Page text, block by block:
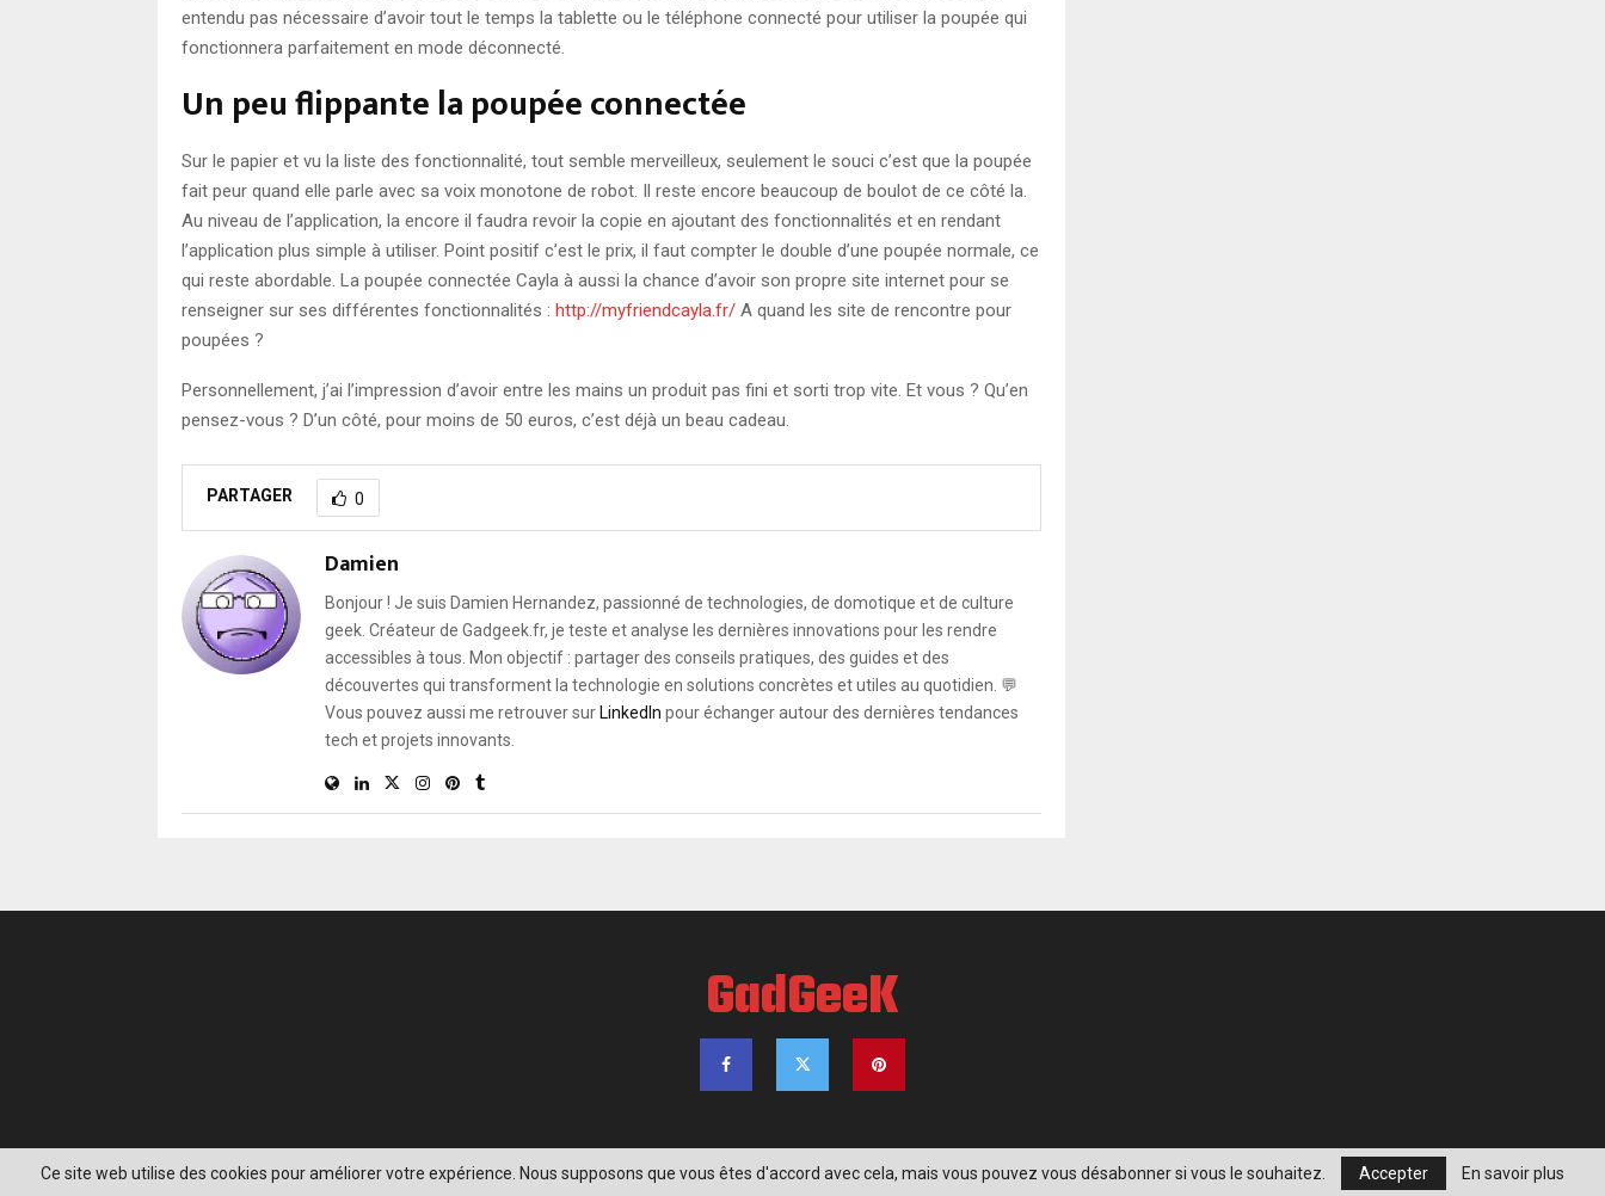
entendu pas nécessaire d’avoir tout le temps la tablette ou le téléphone connecté pour utiliser la poupée qui
fonctionnera parfaitement en mode déconnecté.
Un peu flippante la poupée connectée
Sur le papier et vu la liste des fonctionnalité, tout semble merveilleux, seulement le souci c’est que la poupée
fait peur quand elle parle avec sa voix monotone de robot. Il reste encore beaucoup de boulot de ce côté la.
Au niveau de l’application, la encore il faudra revoir la copie en ajoutant des fonctionnalités et en rendant
l’application plus simple à utiliser. Point positif c’est le prix, il faut compter le double d’une poupée normale, ce
qui reste abordable. La poupée connectée Cayla à aussi la chance d’avoir son propre site internet pour se
renseigner sur ses différentes fonctionnalités : http://myfriendcayla.fr/ A quand les site de rencontre pour
poupées ?
Personnellement, j’ai l’impression d’avoir entre les mains un produit pas fini et sorti trop vite. Et vous ? Qu’en
pensez-vous ? D’un côté, pour moins de 50 euros, c’est déjà un beau cadeau.
PARTAGER 0
Damien
Bonjour ! Je suis Damien Hernandez, passionné de technologies, de domotique et de culture
geek. Créateur de Gadgeek.fr, je teste et analyse les dernières innovations pour les rendre
accessibles à tous. Mon objectif : partager des conseils pratiques, des guides et des
découvertes qui transforment la technologie en solutions concrètes et utiles au quotidien. 💬
Vous pouvez aussi me retrouver surLinkedIn pour échanger autour des dernières tendances
tech et projets innovants.
GadGeeK
@2020 - www.gadgeek.fr. Tous droits réservés. Informatique Geekeries Multimédia Plan de site
Ce site web utilise des cookies pour améliorer votre expérience. Nous supposons que vous êtes d'accord avec cela, mais vous pouvez vous désabonner si vous le souhaitez. Accepter En savoir plus